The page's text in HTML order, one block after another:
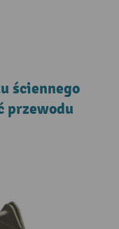
ściennego
przewodu